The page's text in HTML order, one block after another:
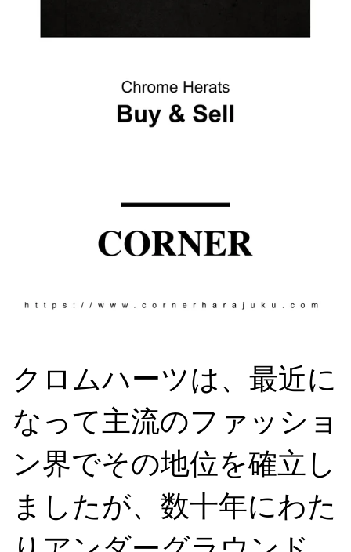
クロムハーツは、最近に
なって主流のファッショ
ン界でその地位を確立し
ましたが、数十年にわた